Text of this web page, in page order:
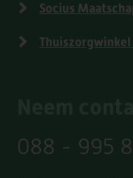
Socius
088 - 995